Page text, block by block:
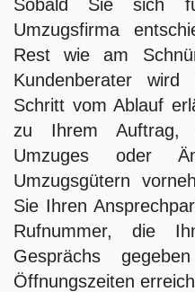
Sobald Sie sich
Umzugsfirma
Rest wie am
Kundenberater
Schritt vom Ablauf
zu Ihrem Auftrag,
Umzuges oder
Umzugsgütern
Sie Ihren
Rufnummer, die
Gesprächs
Öffnungszeiten